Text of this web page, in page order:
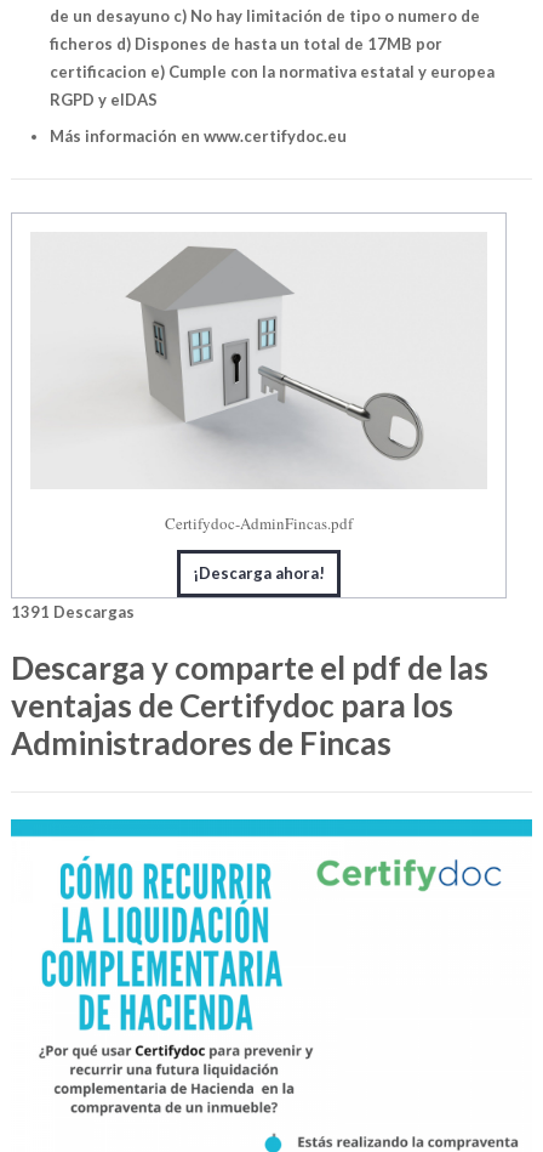
de un desayuno c) No hay limitación de tipo o numero de
ficheros d) Dispones de hasta un total de 17MB por
certificacion e) Cumple con la normativa estatal y europea
RGPD y eIDAS
Más información en www.certifydoc.eu
Certifydoc-AdminFincas.pdf
¡Descarga ahora!
1391 Descargas
Descarga y comparte el pdf de las
ventajas de Certifydoc para los
Administradores de Fincas